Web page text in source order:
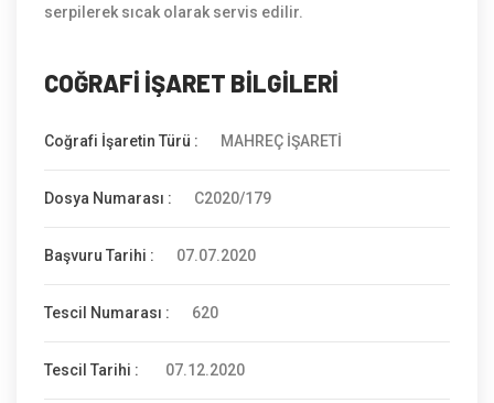
serpilerek sıcak olarak servis edilir.
COĞRAFİ İŞARET BİLGİLERİ
Coğrafi İşaretin Türü : MAHREÇ İŞARETİ
Dosya Numarası : C2020/179
Başvuru Tarihi : 07.07.2020
Tescil Numarası : 620
Tescil Tarihi : 07.12.2020